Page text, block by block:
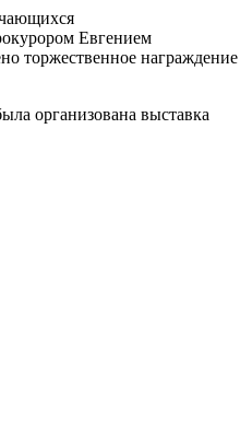
Евгением
торжественное награждение
организована выставка